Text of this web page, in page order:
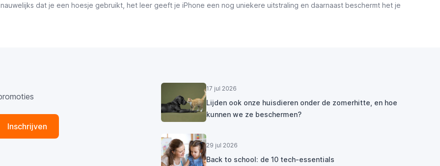
dat je een hoesje gebruikt, het leer geeft je iPhone een nog uniekere uitstraling en daarnaast beschermt het je
Inschrijven
17 jul 2026
Lijden ook onze huisdieren onder de zomerhitte, en hoe
kunnen we ze beschermen?
29 jul 2026
Back to school: de 10 tech-essentials